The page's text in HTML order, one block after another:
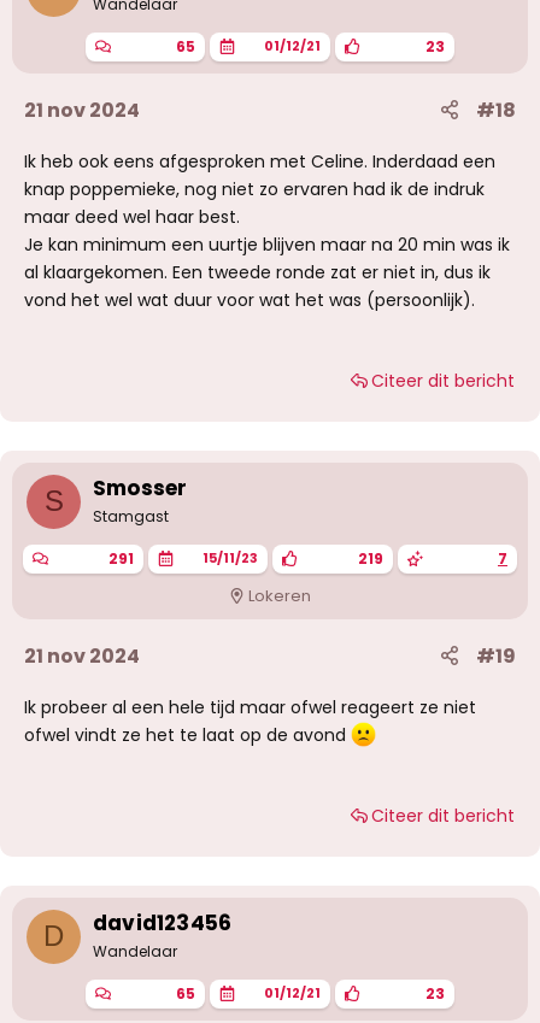
Wandelaar
65 01/12/21 23
21 nov 2024 #18
Ik heb ook eens afgesproken met Celine. Inderdaad een
knap poppemieke, nog niet zo ervaren had ik de indruk
maar deed wel haar best.
Je kan minimum een uurtje blijven maar na 20 min was ik
al klaargekomen. Een tweede ronde zat er niet in, dus ik
vond het wel wat duur voor wat het was (persoonlijk).
Citeer dit bericht
S Smosser
Stamgast
291 15/11/23 219 7
Lokeren
21 nov 2024 #19
Ik probeer al een hele tijd maar ofwel reageert ze niet
ofwel vindt ze het te laat op de avond
Citeer dit bericht
D david123456
Wandelaar
65 01/12/21 23